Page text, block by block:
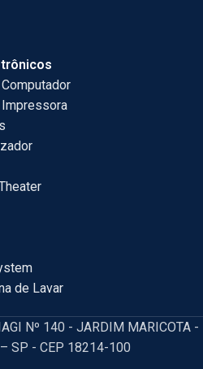
Impressora
de Lavar
Nº 140 - JARDIM MARICOTA -
– SP - CEP 18214-100